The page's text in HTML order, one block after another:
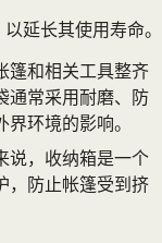
延长其使用寿命。
篷和相关工具整齐
通常采用耐磨、防
环境的影响。
说，收纳箱是一个
，防止帐篷受到挤